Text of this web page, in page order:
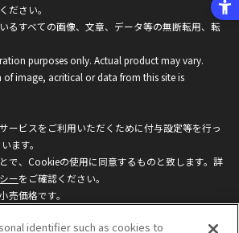
ださい。
るすべての画像、文章、データ等の無断転用、転
purposes only. Actual product may vary.
of image, acritical or data from this site is
ービスをご利用いただくために付与設定等を行っ
ます。
で、Cookieの使用に同意するものと致します。詳
ーをご確認ください。
価格です。
い。identifier such as cookies to